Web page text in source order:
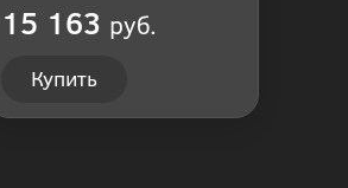
15 163 руб.
Купить